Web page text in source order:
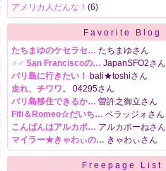
アメリカ人だんな！ (6)
Favorite Blog
たちまゆのケセラセ… たちまゆさん
♂♂ San Franciscoの… JapanSFO2さん
バリ島に行きたい！
bali★toshiさん
走れ、チワワ。
04295さん
バリ島移住できるか… 曽許之御立さん
Fifi＆Romeo☆だいち… ベラッジォさん
こんばんはアルカポ… アルカポーねさん
マイラー★きゃわぃの… きゃわぃさん
Freepage List